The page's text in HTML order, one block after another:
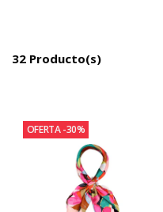
32 Producto(s)
OFERTA -30%